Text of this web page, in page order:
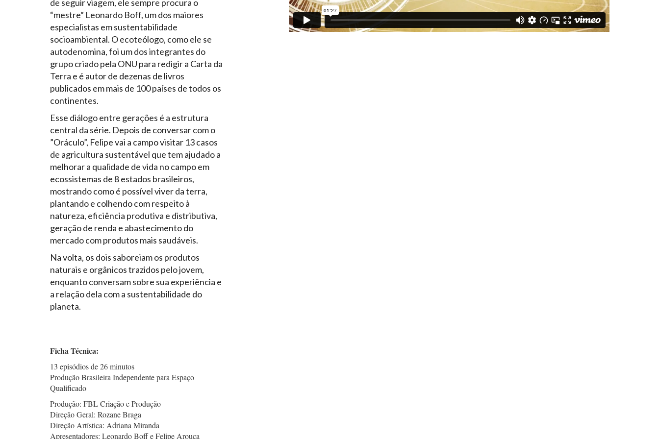
de seguir viagem, ele sempre procura o
“mestre” Leonardo Boff, um dos maiores
especialistas em sustentabilidade
socioambiental. O ecoteólogo, como ele se
autodenomina, foi um dos integrantes do
grupo criado pela ONU para redigir a Carta da
Terra e é autor de dezenas de livros
publicados em mais de 100 países de todos os
continentes.
Esse diálogo entre gerações é a estrutura
central da série. Depois de conversar com o
”Oráculo”, Felipe vai a campo visitar 13 casos
de agricultura sustentável que tem ajudado a
melhorar a qualidade de vida no campo em
ecossistemas de 8 estados brasileiros,
mostrando como é possível viver da terra,
plantando e colhendo com respeito à
natureza, eficiência produtiva e distributiva,
geração de renda e abastecimento do
mercado com produtos mais saudáveis.
Na volta, os dois saboreiam os produtos
naturais e orgânicos trazidos pelo jovem,
enquanto conversam sobre sua experiência e
a relação dela com a sustentabilidade do
planeta.
Ficha Técnica:
13 episódios de 26 minutos
Produção Brasileira Independente para Espaço
Qualificado
Produção: FBL Criação e Produção
Direção Geral: Rozane Braga
Direção Artística: Adriana Miranda
Apresentadores: Leonardo Boff e Felipe Arouca